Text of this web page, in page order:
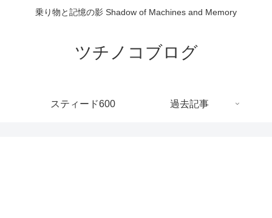
乗り物と記憶の影 Shadow of Machines and Memory
ツチノコブログ
スティード600 過去記事